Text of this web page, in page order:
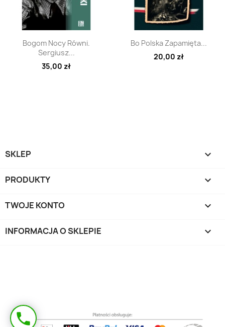
Szybki podgląd
Bogom Nocy Równi.
Sergiusz...
35,00 zł
Szybki podgląd
Bo Polska Zapamięta...
20,00 zł
SKLEP 
PRODUKTY 
TWOJE KONTO 
INFORMACJA O SKLEPIE keyboard_arrow_down
Masz pytanie?
Oddzwonimy!
phone